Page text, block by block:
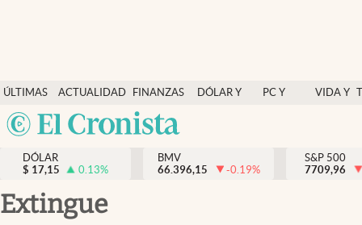
ÚLTIMAS
NOTICIAS
ACTUALIDAD
FINANZAS
Y
ECONOMÍA
DÓLAR Y
PC Y
VIDA Y
México
Actualidad
Finanzas y economía
Dólar y mercados
Opinión
DÓLAR
$ 17,15 0.13%
BMV
66.396,15
-0.19%
S&P 500
7709,96
extingue